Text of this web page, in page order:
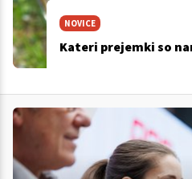
NOVICE
Kateri prejemki so